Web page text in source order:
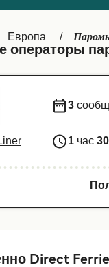
Европа
операторы
3
1 час 30
Direct